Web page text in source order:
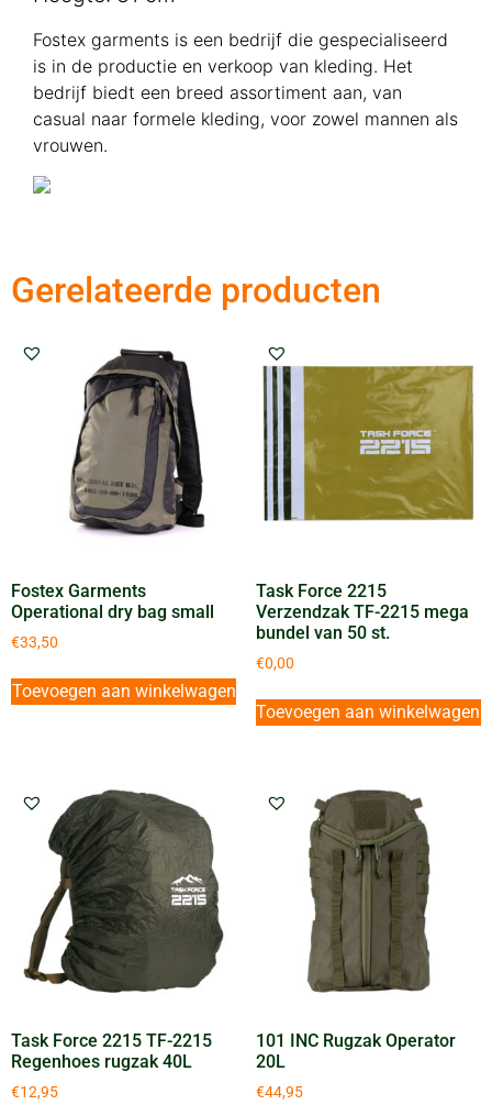
Fostex garments is een bedrijf die gespecialiseerd
is in de productie en verkoop van kleding. Het
bedrijf biedt een breed assortiment aan, van
casual naar formele kleding, voor zowel mannen als
vrouwen.
Gerelateerde producten
Fostex Garments
Operational dry bag small
€33,50
Toevoegen aan winkelwagen
Task Force 2215
Verzendzak TF-2215 mega
bundel van 50 st.
€0,00
Toevoegen aan winkelwagen
Task Force 2215 TF-2215
Regenhoes rugzak 40L
€12,95
101 INC Rugzak Operator
20L
€44,95